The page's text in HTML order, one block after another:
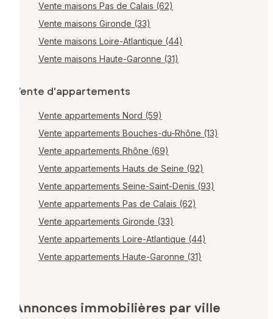
Vente maisons Pas de Calais (62)
Vente maisons Gironde (33)
Vente maisons Loire-Atlantique (44)
Vente maisons Haute-Garonne (31)
Vente d'appartements
Vente appartements Nord (59)
Vente appartements Bouches-du-Rhône (13)
Vente appartements Rhône (69)
Vente appartements Hauts de Seine (92)
Vente appartements Seine-Saint-Denis (93)
Vente appartements Pas de Calais (62)
Vente appartements Gironde (33)
Vente appartements Loire-Atlantique (44)
Vente appartements Haute-Garonne (31)
Annonces immobilières par ville